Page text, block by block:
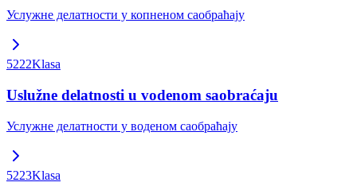
Услужне делатности у копненом саобраћају
5222Klasa
Uslužne delatnosti u vodenom saobraćaju
Услужне делатности у воденом саобраћају
5223Klasa